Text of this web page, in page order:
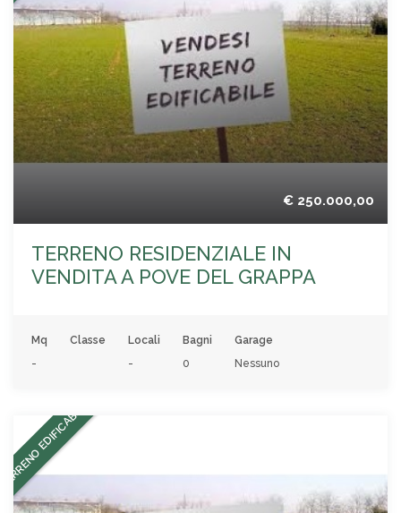
€ 250.000,00
TERRENO RESIDENZIALE IN
VENDITA A POVE DEL GRAPPA
Mq
-
Classe
Locali
-
Bagni
0
Garage
Nessuno
EDIFICABILE